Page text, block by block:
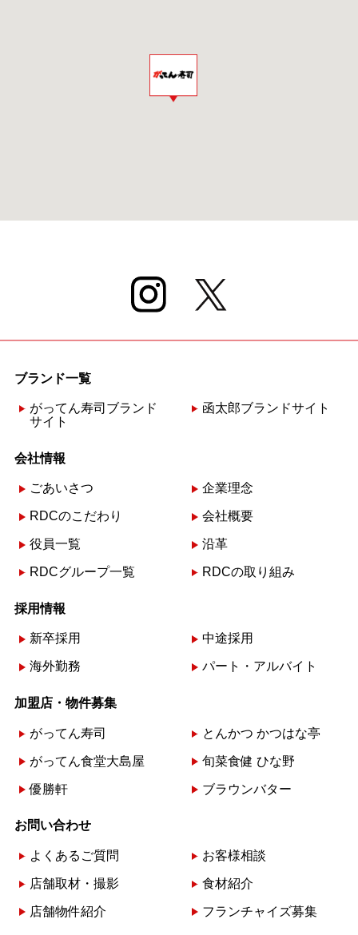
ブランド一覧
がってん寿司ブランド
サイト
函太郎ブランドサイト
会社情報
ごあいさつ 企業理念
RDCのこだわり 会社概要
役員一覧 沿革
RDCグループ一覧 RDCの取り組み
採用情報
新卒採用 中途採用
海外勤務 パート・アルバイト
加盟店・物件募集
がってん寿司 とんかつ かつはな亭
がってん食堂大島屋 旬菜食健 ひな野
優勝軒 ブラウンバター
お問い合わせ
よくあるご質問 お客様相談
店舗取材・撮影 食材紹介
店舗物件紹介 フランチャイズ募集